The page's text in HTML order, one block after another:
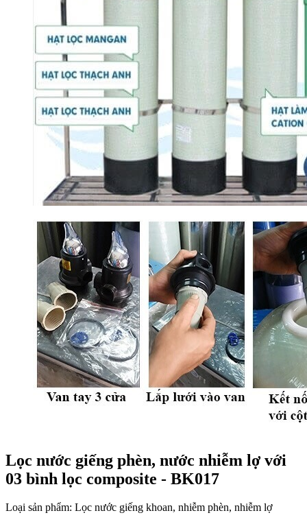
Lọc nước giếng phèn, nước nhiễm lợ với
03 bình lọc composite - BK017
Loại sản phẩm: Lọc nước giếng khoan, nhiễm phèn, nhiễm lợ